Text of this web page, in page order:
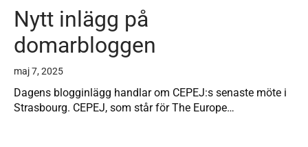
Nytt inlägg på
domarbloggen
maj 7, 2025
Dagens blogginlägg handlar om CEPEJ:s senaste möte i
Strasbourg. CEPEJ, som står för The Europe…